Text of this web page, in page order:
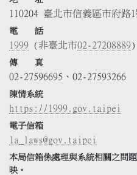
110204 臺北市信義區市府路
電 話
1999 (非臺北市02-27208889)
傳 真
02-27596695、02-27593266
陳情系統
https://1999.gov.taipei
電子信箱
la_laws@gov.taipei
本局信箱係處理與系統相關之問
映。